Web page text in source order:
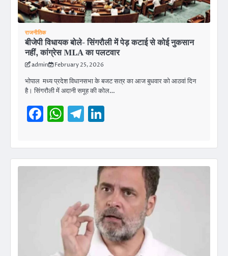
राजनीतिक
बीजेपी विधायक बोले- सिंगरौली में पेड़ कटाई से कोई नुकसान
नहीं, कांग्रेस MLA का पलटवार
admin February 25, 2026
भोपाल मध्य प्रदेश विधानसभा के बजट सत्र का आज बुधवार को आठवां दिन
है। सिंगरौली में अदानी समूह की कोल…
Facebook
WhatsApp
Telegram